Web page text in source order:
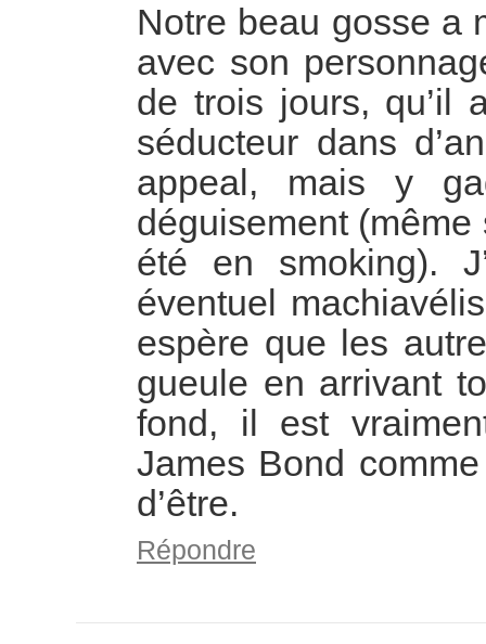
Notre beau gosse a
avec son
de trois jours, qu’il
séducteur dans
appeal, mais y
déguisement
été en smoking).
éventuel
espère que les
gueule en arrivant
fond, il est
James Bond comme
d’être.
Répondre